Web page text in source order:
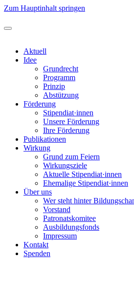
Zum Hauptinhalt springen
Aktuell
Idee
Grundrecht
Programm
Prinzip
Abstützung
Förderung
Stipendiat·innen
Unsere Förderung
Ihre Förderung
Publikationen
Wirkung
Grund zum Feiern
Wirkungsziele
Aktuelle Stipendiat·innen
Ehemalige Stipendiat·innen
Über uns
Wer steht hinter
Vorstand
Patronatskomitee
Ausbildungsfonds
Impressum
Kontakt
Spenden